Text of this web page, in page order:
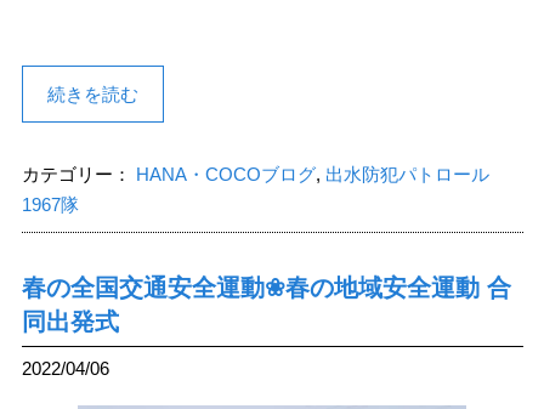
続きを読む
カテゴリー： HANA・COCOブログ, 出水防犯パトロール
1967隊
春の全国交通安全運動❀春の地域安全運動 合
同出発式
2022/04/06